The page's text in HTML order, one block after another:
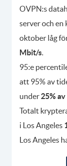
OVPN:s
server och
oktober låg
Mbit/s.
95:e
att 95% av
under 25%
Totalt
i Los Angeles
Los Angeles